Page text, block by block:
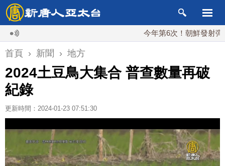
今年第6次！朝鮮發射彈道導
首頁 › 新聞 › 地方
2024土豆鳥大集合 普查數量再破
紀錄
更新時間：2024-01-23 07:51:30